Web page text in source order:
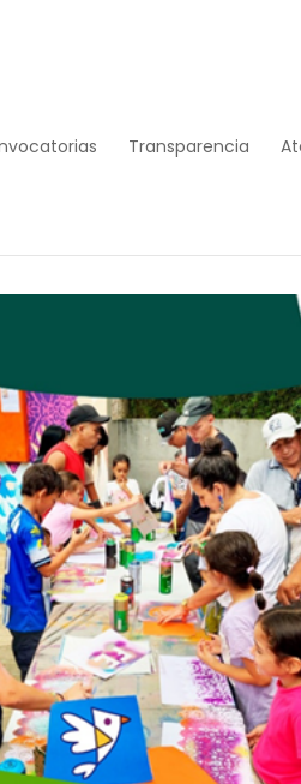
Transparencia